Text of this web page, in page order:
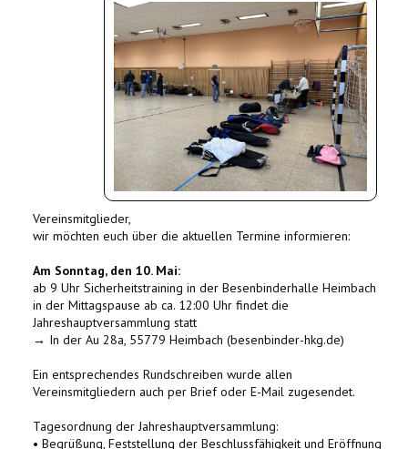
Vereinsmitglieder,
wir möchten euch über die aktuellen Termine informieren:
Am Sonntag, den 10. Mai:
ab 9 Uhr Sicherheitstraining in der Besenbinderhalle Heimbach
in der Mittagspause ab ca. 12:00 Uhr findet die
Jahreshauptversammlung statt
→ In der Au 28a, 55779 Heimbach (besenbinder-hkg.de)
Ein entsprechendes Rundschreiben wurde allen
Vereinsmitgliedern auch per Brief oder E-Mail zugesendet.
Tagesordnung der Jahreshauptversammlung:
• Begrüßung, Feststellung der Beschlussfähigkeit und Eröffnung